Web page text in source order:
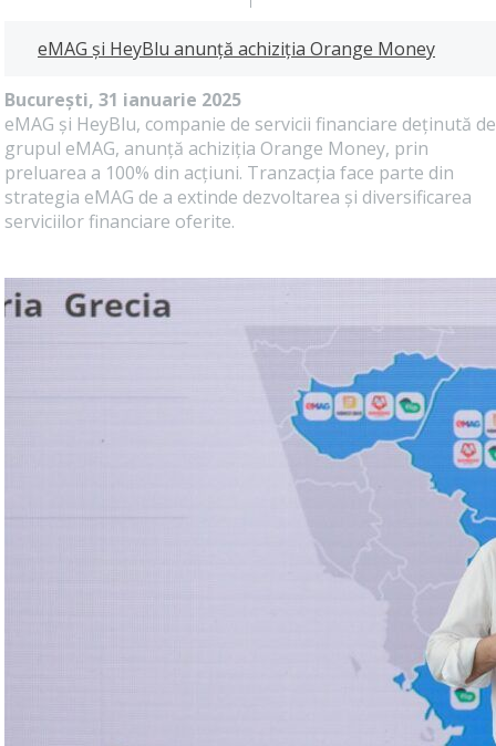
eMAG și HeyBlu anunță achiziția Orange Money
București, 31 ianuarie 2025
eMAG și HeyBlu, companie de servicii financiare deținută de
grupul eMAG, anunță achiziția Orange Money, prin
preluarea a 100% din acțiuni. Tranzacția face parte din
strategia eMAG de a extinde dezvoltarea și diversificarea
serviciilor financiare oferite.